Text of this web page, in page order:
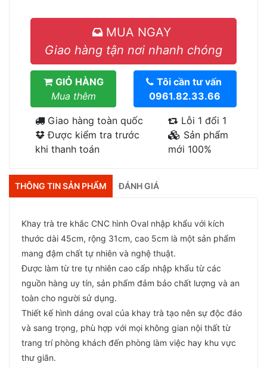
MUA NGAY
Giao hàng tận nơi nhanh chóng
GIỎ HÀNG
Mua thêm
Tôi cần tư vấn
0961.82.33.66
Giao hàng toàn quốc
Được kiểm tra trước
khi thanh toán
Lỗi 1 đổi 1
Sản phẩm
mới 100%
THÔNG TIN SẢN PHẨM ĐÁNH GIÁ
Khay trà tre khắc CNC hình Oval nhập khẩu với kích
thước dài 45cm, rộng 31cm, cao 5cm là một sản phẩm
mang đậm chất tự nhiên và nghệ thuật.
Được làm từ tre tự nhiên cao cấp nhập khẩu từ các
nguồn hàng uy tín, sản phẩm đảm bảo chất lượng và an
toàn cho người sử dụng.
Thiết kế hình dáng oval của khay trà tạo nên sự độc đáo
và sang trọng, phù hợp với mọi không gian nội thất từ
trang trí phòng khách đến phòng làm việc hay khu vực
thư giãn.